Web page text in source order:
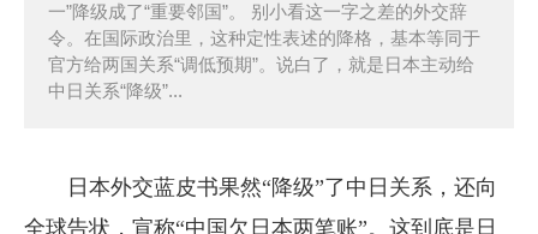
一”降级成了“重要邻国”。 别小看这一字之差的外交辞
令。在国际政治里，这种定性表述的降格，基本等同于
官方给两国关系“调低预期”。说白了，就是日本主动给
中日关系“降级”...
日本外交蓝皮书果然“降级”了中日关系，还向
全球告状，宣称“中国欠日本两笔账”。这到底是日